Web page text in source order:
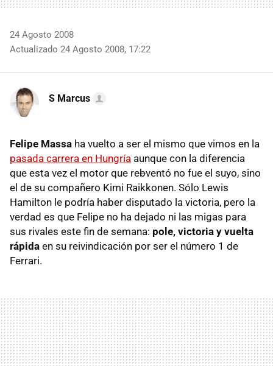
24 Agosto 2008
Actualizado 24 Agosto 2008, 17:22
S Marcus
Felipe Massa ha vuelto a ser el mismo que vimos en la
pasada carrera en Hungría aunque con la diferencia
que esta vez el motor que rebventó no fue el suyo, sino
el de su compañero Kimi Raikkonen. Sólo Lewis
Hamilton le podría haber disputado la victoria, pero la
verdad es que Felipe no ha dejado ni las migas para
sus rivales este fin de semana: pole, victoria y vuelta
rápida en su reivindicación por ser el número 1 de
Ferrari.